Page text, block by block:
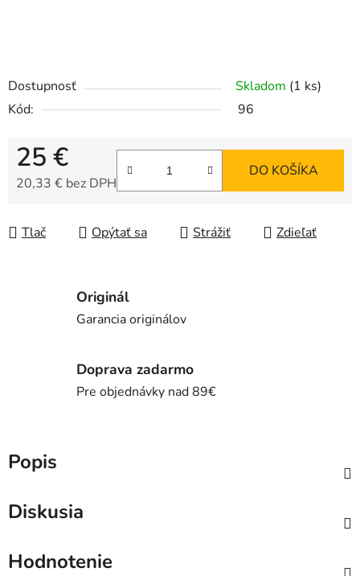
Dostupnosť Skladom (1 ks)
Kód:
96
25 €
20,33 € bez DPH
DO KOŠÍKA
Tlač Opýtať sa Strážiť Zdieľať
Originál
Garancia originálov
Doprava zadarmo
Pre objednávky nad 89€
Popis
Diskusia
Hodnotenie